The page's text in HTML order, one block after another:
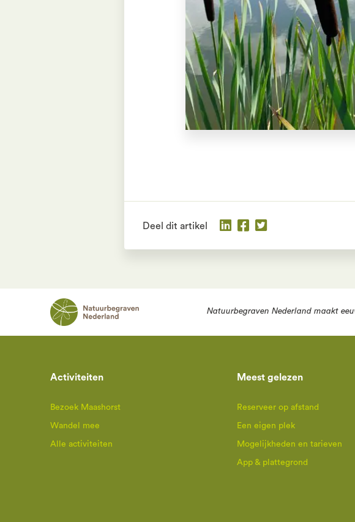
Deel dit artikel
Natuurbegraven Nederland maakt
Activiteiten
Bezoek Maashorst
Wandel mee
Alle activiteiten
Meest gelezen
Reserveer op afstand
Een eigen plek
Mogelijkheden en tarieven
App & plattegrond